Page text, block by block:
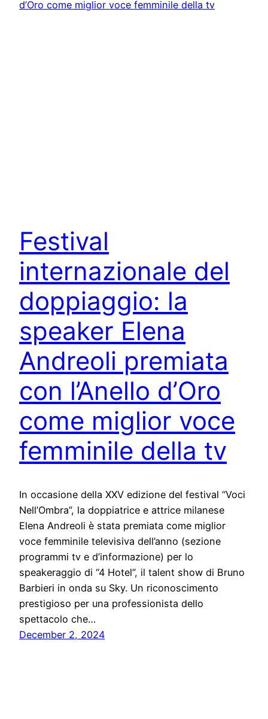
Festival
internazionale del
doppiaggio: la
speaker Elena
Andreoli premiata
con l’Anello d’Oro
come miglior voce
femminile della tv
In occasione della XXV edizione del festival “Voci
Nell’Ombra”, la doppiatrice e attrice milanese
Elena Andreoli è stata premiata come miglior
voce femminile televisiva dell’anno (sezione
programmi tv e d’informazione) per lo
speakeraggio di “4 Hotel”, il talent show di Bruno
Barbieri in onda su Sky. Un riconoscimento
prestigioso per una professionista dello
spettacolo che…
December 2, 2024